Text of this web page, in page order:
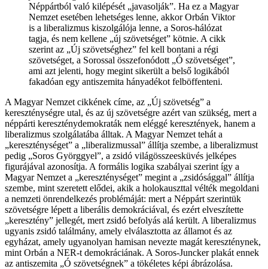
Néppártból való kilépését „javasolják”. Ha ez a Magyar
Nemzet esetében lehetséges lenne, akkor Orbán Viktor
is a liberalizmus kiszolgálója lenne, a Soros-hálózat
tagja, és nem kellene „új szövetséget” kötnie. A cikk
szerint az „Új szövetséghez” fel kell bontani a régi
szövetséget, a Sorossal összefonódott „Ó szövetséget”,
ami azt jelenti, hogy megint sikerült a belső logikából
fakadóan egy antiszemita hányadékot felböffenteni.
A Magyar Nemzet cikkének címe, az „Új szövetség” a
kereszténységre utal, és az új szövetségre azért van szükség, mert a
néppárti kereszténydemokraták nem eléggé keresztények, hanem a
liberalizmus szolgálatába álltak. A Magyar Nemzet tehát a
„kereszténységet” a „liberalizmussal” állítja szembe, a liberalizmust
pedig „Soros Györggyel”, a zsidó világösszeesküvés jelképes
figurájával azonosítja. A formális logika szabályai szerint így a
Magyar Nemzet a „kereszténységet” megint a „zsidósággal” állítja
szembe, mint szeretett elődei, akik a holokauszttal vélték megoldani
a nemzeti önrendelkezés problémáját: mert a Néppárt szerintük
szövetségre lépett a liberális demokráciával, és ezért elveszítette
„keresztény” jellegét, mert zsidó befolyás alá került. A liberalizmus
ugyanis zsidó találmány, amely elválasztotta az államot és az
egyházat, amely ugyanolyan hamisan nevezte magát kereszténynek,
mint Orbán a NER-t demokráciának. A Soros-Juncker plakát ennek
az antiszemita „Ó szövetségnek” a tökéletes képi ábrázolása.